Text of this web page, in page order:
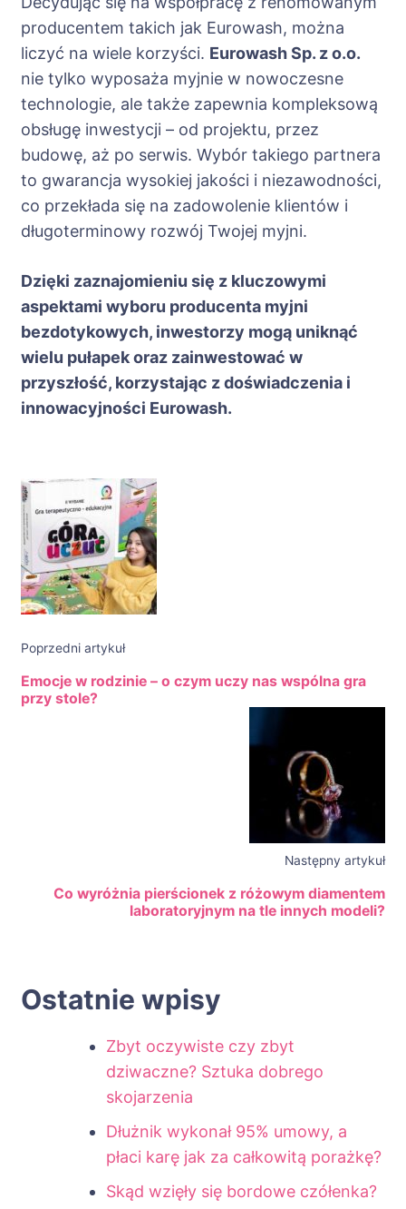
producentem takich jak Eurowash, można
liczyć na wiele korzyści. Eurowash Sp. z o.o.
nie tylko wyposaża myjnie w nowoczesne
technologie, ale także zapewnia kompleksową
obsługę inwestycji – od projektu, przez
budowę, aż po serwis. Wybór takiego partnera
to gwarancja wysokiej jakości i niezawodności,
co przekłada się na zadowolenie klientów i
długoterminowy rozwój Twojej myjni.
Dzięki zaznajomieniu się z kluczowymi
aspektami wyboru producenta myjni
bezdotykowych, inwestorzy mogą uniknąć
wielu pułapek oraz zainwestować w
przyszłość, korzystając z doświadczenia i
innowacyjności Eurowash.
Nawigacja
wpisu
Poprzedni artykuł
Emocje w rodzinie – o czym uczy nas wspólna gra
przy stole?
Następny artykuł
Co wyróżnia pierścionek z różowym diamentem
laboratoryjnym na tle innych modeli?
Ostatnie wpisy
Zbyt oczywiste czy zbyt
dziwaczne? Sztuka dobrego
skojarzenia
Dłużnik wykonał 95% umowy, a
płaci karę jak za całkowitą porażkę?
Skąd wzięły się bordowe czółenka?